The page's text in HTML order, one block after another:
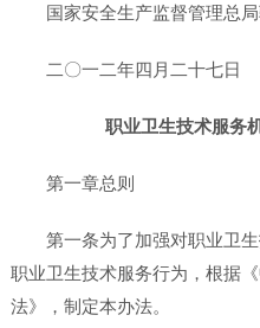
国家安全生产监督管理总
二〇一二年四月二十七日
职业卫生技术服务
第一章总则
第一条为了加强对职业卫
职业卫生技术服务行为，根据
法》，制定本办法。